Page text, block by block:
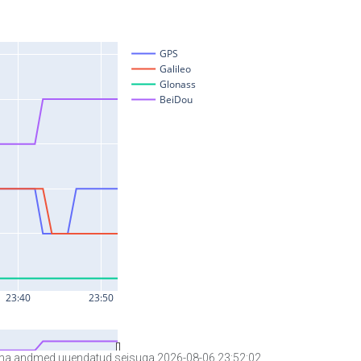
andmed uuendatud seisuga 2026-08-06 23:52:02